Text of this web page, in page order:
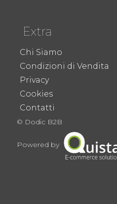
Extra
Chi Siamo
Condizioni di Vendita
Privacy
Cookies
Contatti
© Dodic B2B
Powered by